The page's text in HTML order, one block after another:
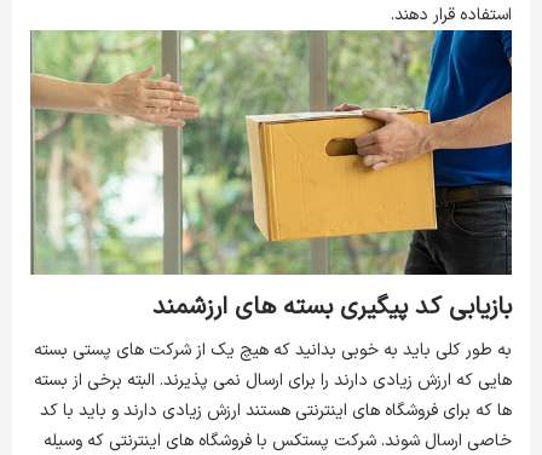
استفاده قرار دهند.
بازیابی کد پیگیری بسته های ارزشمند
به طور کلی باید به خوبی بدانید که هیچ یک از شرکت های پستی بسته
هایی که ارزش زیادی دارند را برای ارسال نمی پذیرند. البته برخی از بسته
ها که برای فروشگاه های اینترنتی هستند ارزش زیادی دارند و باید با کد
خاصی ارسال شوند. شرکت پستکس با فروشگاه های اینترنتی که وسیله